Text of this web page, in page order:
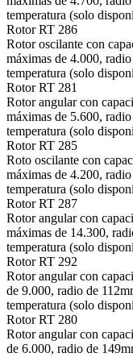
temperatura (solo
Rotor RT 286
Rotor oscilante con
máximas de 4.000,
temperatura (solo
Rotor RT 281
Rotor angular con
máximas de 5.600,
temperatura (solo
Rotor RT 285
Roto oscilante con
máximas de 4.200,
temperatura (solo
Rotor RT 287
Rotor angular con
máximas de 14.300,
temperatura (solo
Rotor RT 292
Rotor angular con
de 9.000, radio de
temperatura (solo
Rotor RT 280
Rotor angular con
de 6.000, radio de